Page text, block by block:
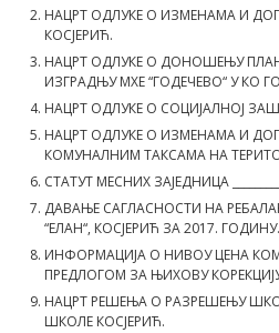
НАЦРТ ОДЛУКЕ О ИЗМЕНАМА И
КОСЈЕРИЋ.
НАЦРТ ОДЛУКЕ О ДОНОШЕЊУ
ИЗГРАДЊУ МХЕ “ГОДЕЧЕВО“ У КО
НАЦРТ ОДЛУКЕ О СОЦИЈАЛНОЈ
НАЦРТ ОДЛУКЕ О ИЗМЕНАМА И
КОМУНАЛНИМ ТАКСАМА НА
СТАТУТ МЕСНИХ ЗАЈЕДНИЦА
ДАВАЊЕ САГЛАСНОСТИ НА
“ЕЛАН“, КОСЈЕРИЋ ЗА 2017. ГОДИНУ.
ИНФОРМАЦИЈА О НИВОУ ЦЕНА
ПРЕДЛОГОМ ЗА ЊИХОВУ
НАЦРТ РЕШЕЊА О РАЗРЕШЕЊУ
ШКОЛЕ КОСЈЕРИЋ.